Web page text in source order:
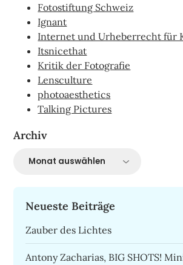
Fotostiftung Schweiz
Ignant
Internet und Urheberrecht für
Itsnicethat
Kritik der Fotografie
Lensculture
photoaesthetics
Talking Pictures
Archiv
Archiv
Neueste Beiträge
Zauber des Lichtes
Antony Zacharias, BIG SHOTS!